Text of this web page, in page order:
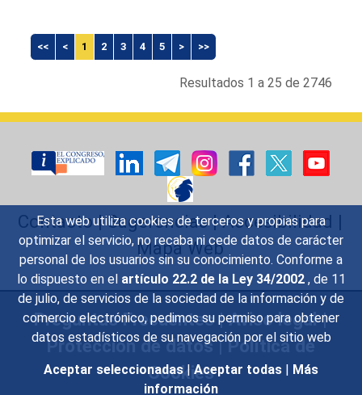
Esta web utiliza cookies de terceros y propias para
optimizar el servicio, no recaba ni cede datos de carácter
personal de los usuarios sin su conocimiento. Conforme a
lo dispuesto en el artículo 22.2 de la Ley 34/2002 , de 11
de julio, de servicios de la sociedad de la información y de
comercio electrónico, pedimos su permiso para obtener
datos estadísticos de su navegación por el sitio web
Aceptar seleccionadas | Aceptar todas | Más
información
<< < 1 2 3 4 5 > >>
Resultados 1 a 25 de 2746
Contacto|Sugerencias|Accesibilidad |
Mapa Web
Preguntas Frecuentes|Aviso legal|
Protección de datos|Política de
Cookies